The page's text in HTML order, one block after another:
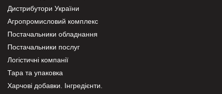
Дистрибутори України
Агропромисловий комплекс
Постачальники обладнання
Постачальники послуг
Логістичні компанії
Тара та упаковка
Харчові добавки. Інгредієнти.